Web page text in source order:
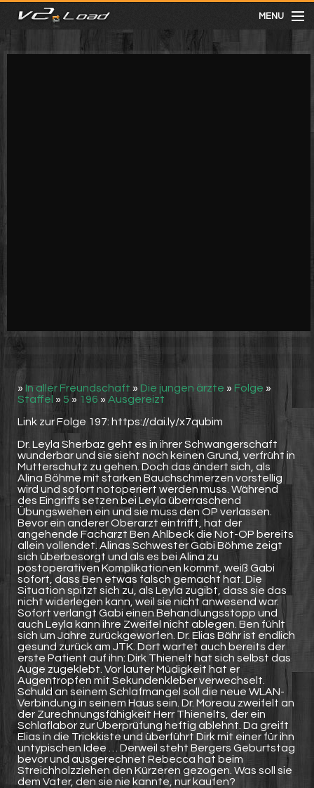
MENU
meist gesehen
» In aller Freundschaft » Die jungen ärzte » Folge »
Staffel » 5 » 196 » Ausgereizt
Link zur Folge 197: https://dai.ly/x7qubim
Dr. Leyla Sherbaz geht es in ihrer Schwangerschaft
wunderbar und sie sieht noch keinen Grund, verfrüht in
Mutterschutz zu gehen. Doch das ändert sich, als
Alina Böhme mit starken Bauchschmerzen vorstellig
wird und sofort notoperiert werden muss. Während
des Eingriffs setzen bei Leyla überraschend
Übungswehen ein und sie muss den OP verlassen.
Bevor ein anderer Oberarzt eintrifft, hat der
angehende Facharzt Ben Ahlbeck die Not-OP bereits
allein vollendet. Alinas Schwester Gabi Böhme zeigt
sich überbesorgt und als es bei Alina zu
postoperativen Komplikationen kommt, weiß Gabi
sofort, dass Ben etwas falsch gemacht hat. Die
Situation spitzt sich zu, als Leyla zugibt, dass sie das
nicht widerlegen kann, weil sie nicht anwesend war.
Sofort verlangt Gabi einen Behandlungsstopp und
auch Leyla kann ihre Zweifel nicht ablegen. Ben fühlt
sich um Jahre zurückgeworfen. Dr. Elias Bähr ist endlich
gesund zurück am JTK. Dort wartet auch bereits der
erste Patient auf ihn: Dirk Thienelt hat sich selbst das
Auge zugeklebt. Vor lauter Müdigkeit hat er
Augentropfen mit Sekundenkleber verwechselt.
Schuld an seinem Schlafmangel soll die neue WLAN-
Verbindung in seinem Haus sein. Dr. Moreau zweifelt an
der Zurechnungsfähigkeit Herr Thienelts, der ein
Schlaflabor zur Überprüfung heftig ablehnt. Da greift
Elias in die Trickkiste und überführt Dirk mit einer für ihn
untypischen Idee … Derweil steht Bergers Geburtstag
bevor und ausgerechnet Rebecca hat beim
Streichholzziehen den Kürzeren gezogen. Was soll sie
dem Vater, den sie nie kannte, nur kaufen?